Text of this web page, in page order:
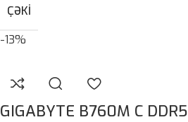
ÇƏKI
-13%
GIGABYTE B760M C DDR5